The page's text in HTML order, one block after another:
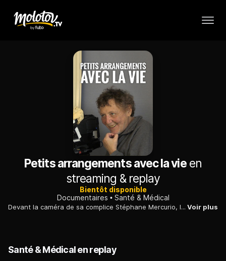
Petits arrangements avec la vieen
streaming & replay
Bientôt disponible
Documentaires
Santé & Médical
Devant la caméra de sa complice Stéphane Mercurio, le cinéaste Christophe Otzenberger documente soigneusement la phase terminale de son cancer du poumon. Voir plus
Santé & Médical en replay